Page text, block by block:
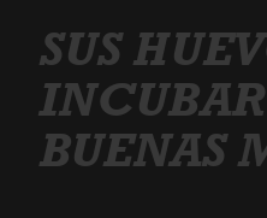
SUS
INCUBAR
BUENAS